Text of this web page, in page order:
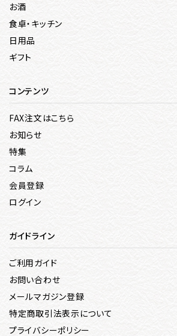
お酒
食卓・キッチン
日用品
ギフト
コンテンツ
FAX注文はこちら
お知らせ
特集
コラム
会員登録
ログイン
ガイドライン
ご利用ガイド
お問い合わせ
メールマガジン登録
特定商取引法表示について
プライバシーポリシー